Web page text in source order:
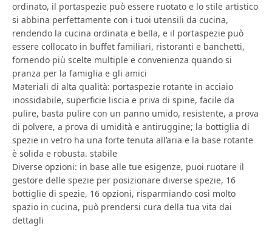
ordinato, il portaspezie può essere ruotato e lo stile artistico
si abbina perfettamente con i tuoi utensili da cucina,
rendendo la cucina ordinata e bella, e il portaspezie può
essere collocato in buffet familiari, ristoranti e banchetti,
fornendo più scelte multiple e convenienza quando si
pranza per la famiglia e gli amici
Materiali di alta qualità: portaspezie rotante in acciaio
inossidabile, superficie liscia e priva di spine, facile da
pulire, basta pulire con un panno umido, resistente, a prova
di polvere, a prova di umidità e antiruggine; la bottiglia di
spezie in vetro ha una forte tenuta all’aria e la base rotante
è solida e robusta. stabile
Diverse opzioni: in base alle tue esigenze, puoi ruotare il
gestore delle spezie per posizionare diverse spezie, 16
bottiglie di spezie, 16 opzioni, risparmiando così molto
spazio in cucina, può prendersi cura della tua vita dai
dettagli